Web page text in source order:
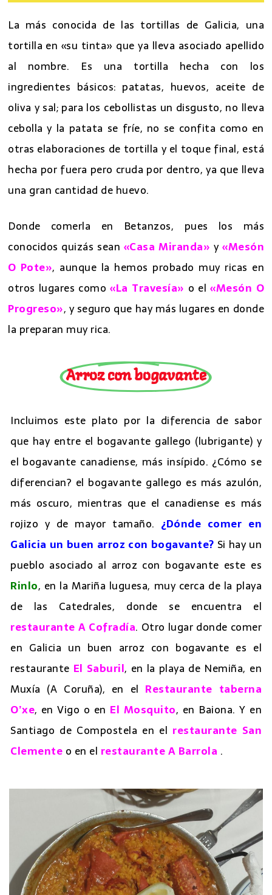
La más conocida de las tortillas de Galicia, una
tortilla en «su tinta» que ya lleva asociado apellido
al nombre. Es una tortilla hecha con los
ingredientes básicos: patatas, huevos, aceite de
oliva y sal; para los cebollistas un disgusto, no lleva
cebolla y la patata se fríe, no se confita como en
otras elaboraciones de tortilla y el toque final, está
hecha por fuera pero cruda por dentro, ya que lleva
una gran cantidad de huevo.
Donde comerla en Betanzos, pues los más
conocidos quizás sean «Casa Miranda» y«Mesón
O Pote», aunque la hemos probado muy ricas en
otros lugares como«La Travesía» o el«Mesón O
Progreso», y seguro que hay más lugares en donde
la preparan muy rica.
Arroz con bogavante
Incluimos este plato por la diferencia de sabor
que hay entre el bogavante gallego (lubrigante) y
el bogavante canadiense, más insípido. ¿Cómo se
diferencian? el bogavante gallego es más azulón,
más oscuro, mientras que el canadiense es más
rojizo y de mayor tamaño. ¿Dónde comer en
Galicia un buen arroz con bogavante? Si hay un
pueblo asociado al arroz con bogavante este es
Rinlo, en la Mariña luguesa, muy cerca de la playa
de las Catedrales, donde se encuentra el
restaurante A Cofradía. Otro lugar donde comer
en Galicia un buen arroz con bogavante es el
restaurante El Saburil, en la playa de Nemiña, en
Muxía (A Coruña), en el Restaurante taberna
O’xe, en Vigo o en El Mosquito, en Baiona. Y en
Santiago de Compostela en el restaurante San
Clemente o en el restaurante A Barrola .